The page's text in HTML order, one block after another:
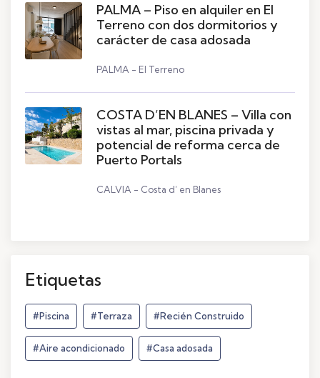
PALMA – Piso en alquiler en El
Terreno con dos dormitorios y
carácter de casa adosada
PALMA - El Terreno
COSTA D’EN BLANES – Villa con
vistas al mar, piscina privada y
potencial de reforma cerca de
Puerto Portals
CALVIA - Costa d’ en Blanes
Etiquetas
#Piscina #Terraza #Recién Construido
#Aire acondicionado #Casa adosada